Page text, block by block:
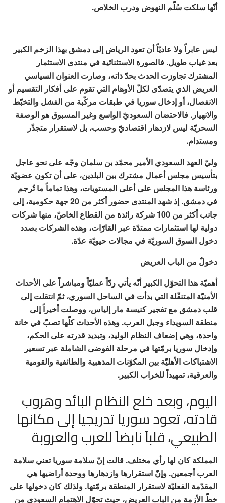
أنّها سلكت سُلّم النهوض ودرب الخلاص.
ليس عابراً ولا عاديّاً أن تعود الرياض إلى دمشق بهذا الزخم الكبير
بعد غياب طويل. فالصورة الاستثنائية في منتدى الاستثمار
المشترك تجاوزت الحدث بحدّ ذاته، وصارت العنوان السياسي
العريض الذي يتصدّى لكلّ الأوهام التي تقوم على أفكار التقسيم أو
الانفصال، أو إدخال سوريا في طبقات مركّبة من الفشل والتخبّط
والانهيار. فالاحتضان السعوديّ الواسع وغير المسبوق هو الوصفة
السحريّة ليس لازدهار اقتصاديّ وحسب، بل لاستقرار متجذّر
ومستدام.
وليّ العهد السعودي الأمير محمّد بن سلمان وجّه على نحو عاجل
بتأسيس مجلس أعمال مشترك بين البلدين، على أن تكون عضويّة
ورئاسة هذا المجلس على أعلى المستويات، وهذا تماماً ما تُرجم
في دمشق. إذ شهد المنتدى حضور أكثر من 20 جهة حكومية، إلى
جانب أكثر من 100 شركة رائدة من القطاع الخاصّ، منها شركات
دولية لها استثمارات ممتدّة عبر القارّات، وهذه الشركات بصدد
دخول السوق السوريّة في مجالات حيويّة عدّة.
دخولٌ من الباب العريض
أهميّة هذا التحوّل الكبير أنّه يأتي ردّاً عمليّاً ومباشراً على الأحداث
الأمنيّة المتنقّلة التي بدأت في الساحل السوري، ثمّ انتقلت إلى
قلب دمشق مع تفجير كنيسة مار إلياس، ووصلت أخيراً إلى
منطقة السويداء وجبل العرب. وهذه الأحداث كلّها تصبّ في خانة
واحدة، وهي إضعاف النظام الوليد، وتبديد قدرته على الحكم،
وإدخال سوريا برمّتها في مرحلة الفوضى الشاملة عبر تسعير
الاشتباكات الأهليّة بين المكوّنات المذهبية والطائفية والقومية
والعرقية، تمهيداً للخراب الكبير.
اليوم، وبعد خلع النظام البائد وهروب
قادته، تعود سوريا تدريجياً إلى مكانها
الطبيعي، قلباً نابضاً للعرب والعروبة
المملكة كان لها رأي مختلف. قالت إنّ سلامة سوريا تعني سلامة
العرب أجمعين. وإنّ استقرارها وازدهارها ووحدة أراضيها هي
المقدّمة الفعليّة لاستقرار المنطقة برمّتها. ولذلك كان دخولها على
خطّ الأزمة من الباب العريض، حيث تحوّل الاهتمام السعودي من